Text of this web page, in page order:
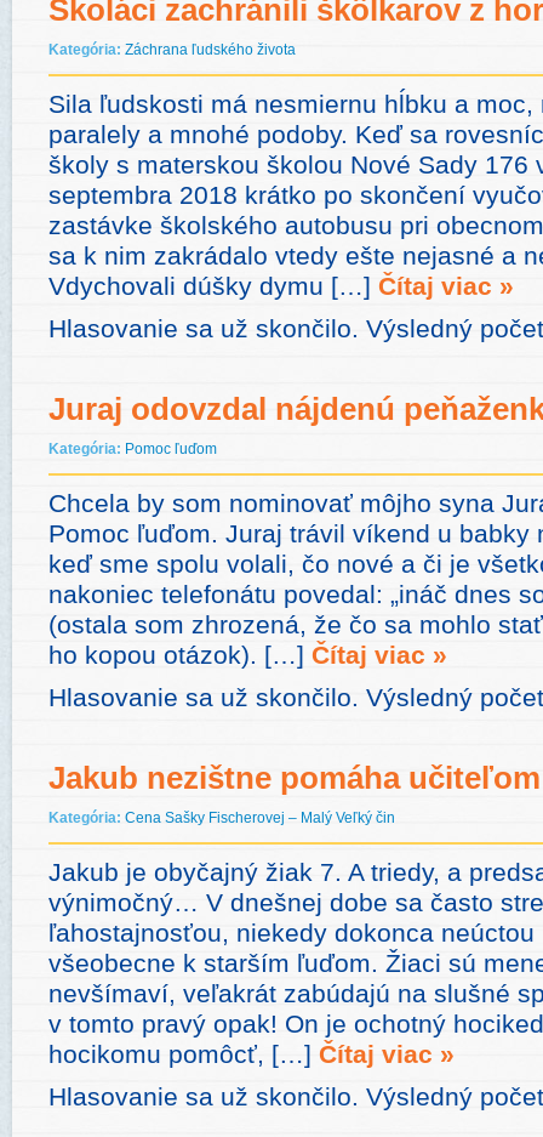
Školáci zachránili škôlkarov z
Kategória: Záchrana ľudského života
Sila ľudskosti má nesmiernu hĺbku a moc,
paralely a mnohé podoby. Keď sa
školy s materskou školou Nové Sady 176
septembra 2018 krátko po skončení
zastávke školského autobusu pri
sa k nim zakrádalo vtedy ešte nejasné a
Vdychovali dúšky dymu […] Čítaj viac »
Hlasovanie sa už skončilo. Výsledný
Juraj odovzdal nájdenú
Kategória: Pomoc ľuďom
Chcela by som nominovať môjho syna
Pomoc ľuďom. Juraj trávil víkend u babky
keď sme spolu volali, čo nové a či je
nakoniec telefonátu povedal: „ináč dnes
(ostala som zhrozená, že čo sa mohlo
ho kopou otázok). […] Čítaj viac »
Hlasovanie sa už skončilo. Výsledný
Jakub nezištne pomáha učiteľom
Kategória: Cena Sašky Fischerovej – Malý Veľký čin
Jakub je obyčajný žiak 7. A triedy, a
výnimočný… V dnešnej dobe sa často
ľahostajnosťou, niekedy dokonca neúctou
všeobecne k starším ľuďom. Žiaci sú
nevšímaví, veľakrát zabúdajú na slušné
v tomto pravý opak! On je ochotný
hocikomu pomôcť, […] Čítaj viac »
Hlasovanie sa už skončilo. Výsledný